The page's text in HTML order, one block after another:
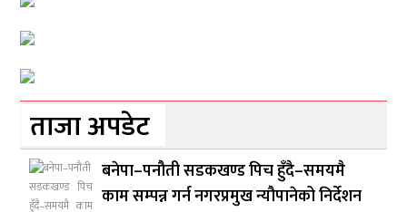
ताजा अपडेट
बनेपा–पनौती सडकखण्ड पिच हुँदै–समयमै
काम सम्पन्न गर्न नगरप्रमुख न्यौपानेको निर्देशन